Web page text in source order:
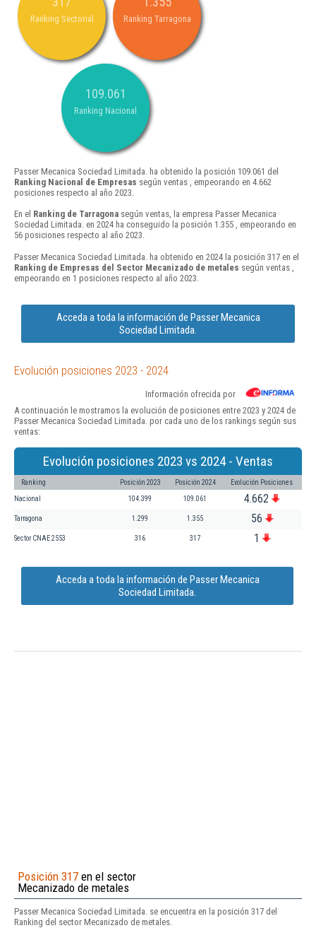
Ranking Sectorial Ranking Tarragona
109.061
Ranking Nacional
Passer Mecanica Sociedad Limitada. ha obtenido la posición 109.061 del
Ranking Nacional de Empresas según ventas , empeorando en 4.662
posiciones respecto al año 2023.
En el Ranking de Tarragona según ventas, la empresa Passer Mecanica
Sociedad Limitada. en 2024 ha conseguido la posición 1.355 , empeorando en
56 posiciones respecto al año 2023.
Passer Mecanica Sociedad Limitada. ha obtenido en 2024 la posición 317 en el
Ranking de Empresas del Sector Mecanizado de metales según ventas ,
empeorando en 1 posiciones respecto al año 2023.
Acceda a toda la información de Passer Mecanica
Sociedad Limitada.
Evolución posiciones 2023 - 2024
Información ofrecida por
A continuación le mostramos la evolución de posiciones entre 2023 y 2024 de
Passer Mecanica Sociedad Limitada. por cada uno de los rankings según sus
ventas:
Evolución posiciones 2023 vs 2024 - Ventas
Ranking Posición 2023 Posición 2024 Evolución Posiciones
Nacional 104.399 109.061 4.662
Tarragona 1.299 1.355 56
Sector CNAE 2553 316 317 1
Acceda a toda la información de Passer Mecanica
Sociedad Limitada.
Posición 317 en el sector
Mecanizado de metales
Passer Mecanica Sociedad Limitada. se encuentra en la posición 317 del
Ranking del sector Mecanizado de metales.